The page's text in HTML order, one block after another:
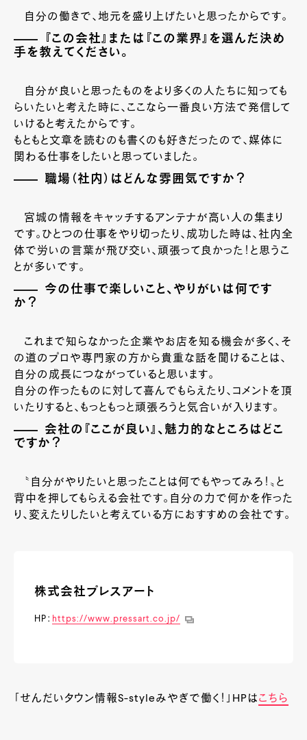
自分の働きで、地元を盛り上げたいと思ったからです。
『この会社』または『この業界』を選んだ決め
手を教えてください。
自分が良いと思ったものをより多くの人たちに知っても
らいたいと考えた時に、ここなら一番良い方法で発信して
いけると考えたからです。
もともと文章を読むのも書くのも好きだったので、媒体に
関わる仕事をしたいと思っていました。
職場（社内）はどんな雰囲気ですか？
宮城の情報をキャッチするアンテナが高い人の集まり
です。ひとつの仕事をやり切ったり、成功した時は、社内全
体で労いの言葉が飛び交い、頑張って良かった！と思うこ
とが多いです。
今の仕事で楽しいこと、やりがいは何です
か？
これまで知らなかった企業やお店を知る機会が多く、そ
の道のプロや専門家の方から貴重な話を聞けることは、
自分の成長につながっていると思います。
自分の作ったものに対して喜んでもらえたり、コメントを頂
いたりすると、もっともっと頑張ろうと気合いが入ります。
会社の『ここが良い』、魅力的なところはどこ
ですか？
〝自分がやりたいと思ったことは何でもやってみろ！〟と
背中を押してもらえる会社です。自分の力で何かを作った
り、変えたりしたいと考えている方におすすめの会社です。
株式会社プレスアート
HP： https://www.pressart.co.jp/
「せんだいタウン情報S-styleみやぎで働く！」HPはこちら